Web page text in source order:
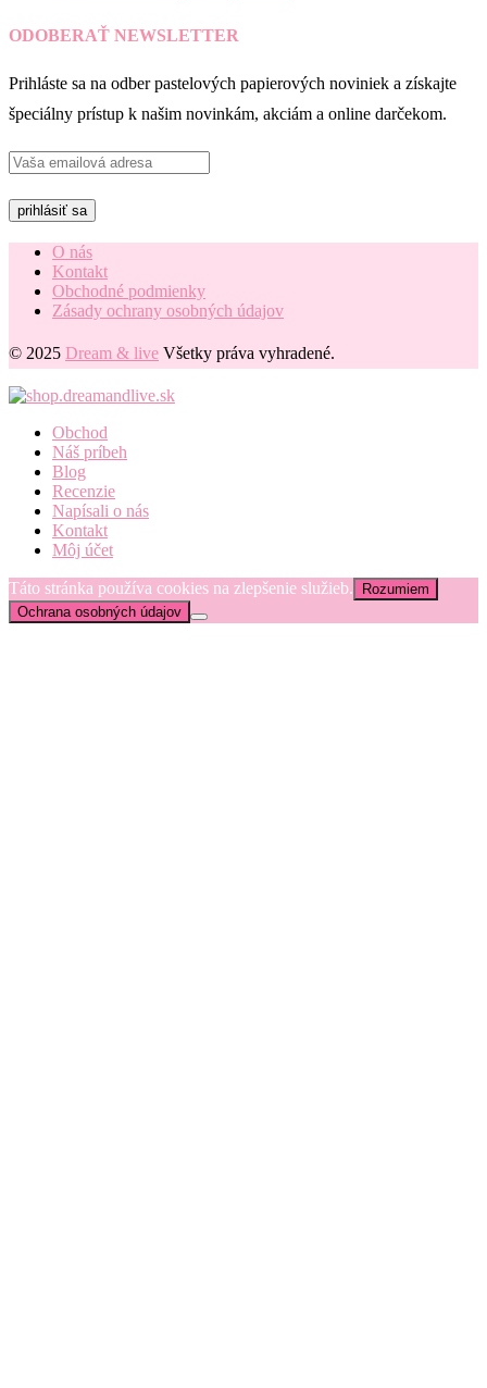
ODOBERAŤ NEWSLETTER
Prihláste sa na odber pastelových papierových noviniek a získajte
špeciálny prístup k našim novinkám, akciám a online darčekom.
O nás
Kontakt
Obchodné podmienky
Zásady ochrany osobných údajov
© 2025 Dream & live Všetky práva vyhradené.
Obchod
Náš príbeh
Blog
Recenzie
Napísali o nás
Kontakt
Môj účet
Táto stránka používa cookies na zlepšenie služieb.
Rozumiem
Ochrana osobných údajov